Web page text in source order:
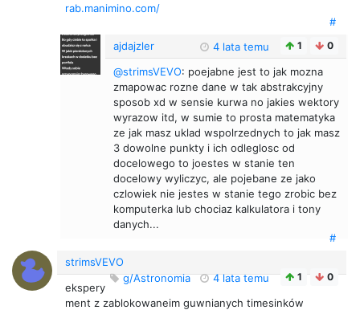
rab.manimino.com/
#
ajdajzler
4 lata temu 1 0
@strimsVEVO: poejabne jest to jak mozna
zmapowac rozne dane w tak abstrakcyjny
sposob xd w sensie kurwa no jakies wektory
wyrazow itd, w sumie to prosta matematyka
ze jak masz uklad wspolrzednych to jak masz
3 dowolne punkty i ich odleglosc od
docelowego to joestes w stanie ten
docelowy wyliczyc, ale pojebane ze jako
czlowiek nie jestes w stanie tego zrobic bez
komputerka lub chociaz kalkulatora i tony
danych...
#
strimsVEVO
g/Astronomia
4 lata temu 1 0
ekspery
ment z zablokowaneim guwnianych timesinków